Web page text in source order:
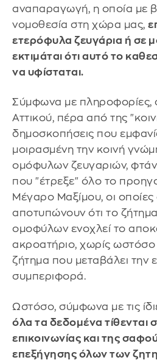
αναπαραγωγή, η οποία με
νομοθεσία στη χώρα μας,
ετερόφυλα ζευγάρια ή σε
εκτιμάται ότι αυτό το
να υφίσταται.
Σύμφωνα με πληροφορίες,
Αττικού, πέρα από της
δημοσκοπήσεις που
μοιρασμένη την κοινή
ομόφυλων ζευγαριών,
που "έτρεξε" όλο το
Μέγαρο Μαξίμου, οι οποίες
αποτυπώνουν ότι το
ομοφύλων ενοχλεί το
ακροατήριο, χωρίς ωστόσο
ζήτημα που μεταβάλει την
συμπεριφορά.
Ωστόσο, σύμφωνα με τις
όλα τα δεδομένα τίθενται
επικοινωνίας και της
επεξήγησης όλων των